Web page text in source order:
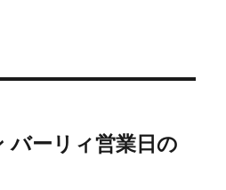
バーリィ営業日の